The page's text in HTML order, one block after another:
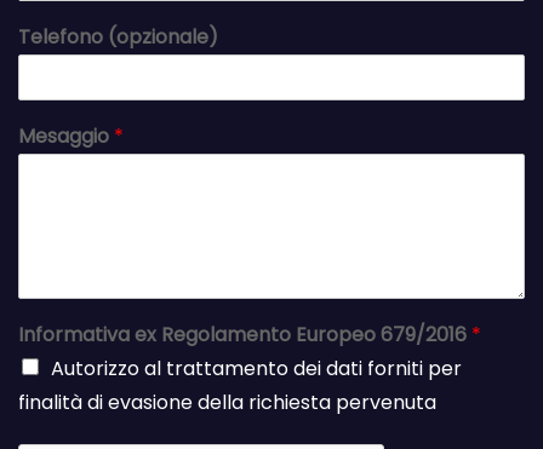
Telefono (opzionale)
Mesaggio *
Informativa ex Regolamento Europeo 679/2016 *
Autorizzo al trattamento dei dati forniti per
finalità di evasione della richiesta pervenuta